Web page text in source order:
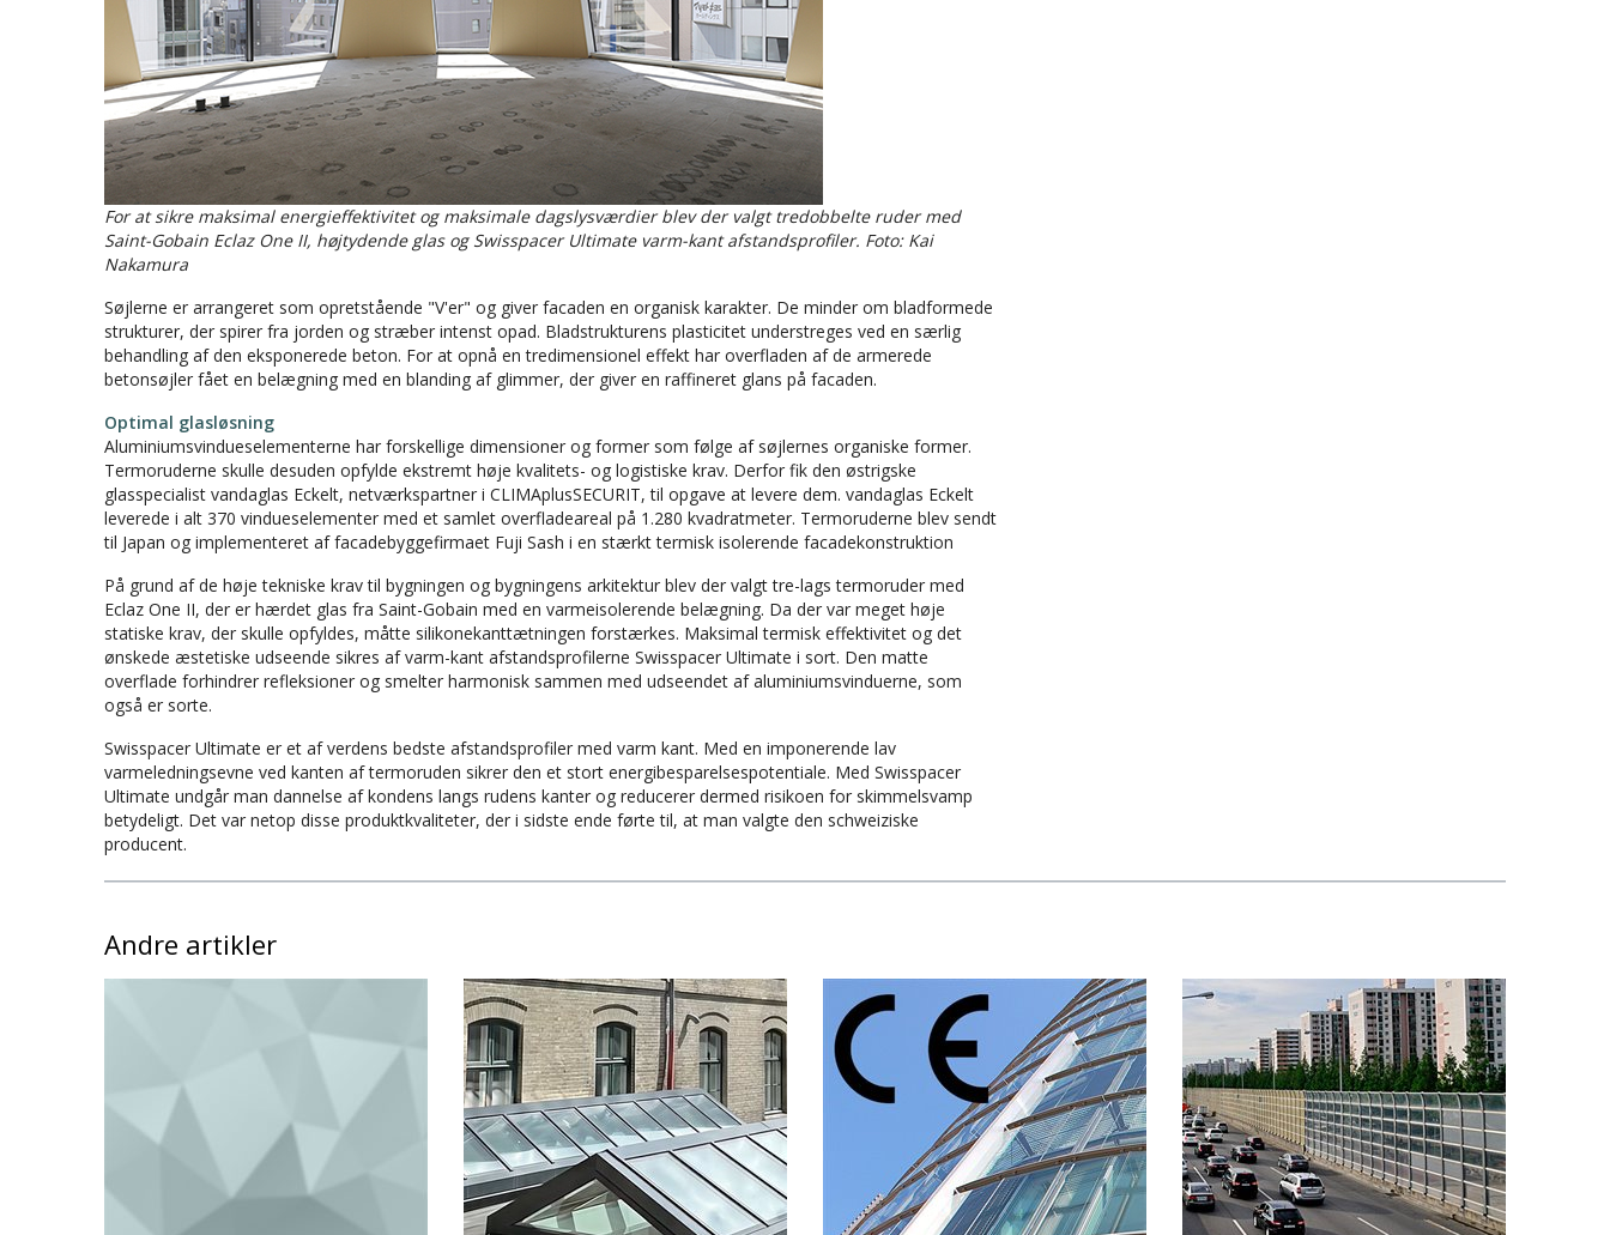
For at sikre maksimal energieffektivitet og maksimale dagslysværdier blev der valgt tredobbelte ruder med
Saint-Gobain Eclaz One II, højtydende glas og Swisspacer Ultimate varm-kant afstandsprofiler. Foto: Kai
Nakamura
Søjlerne er arrangeret som opretstående "V'er" og giver facaden en organisk karakter. De minder om bladformede
strukturer, der spirer fra jorden og stræber intenst opad. Bladstrukturens plasticitet understreges ved en særlig
behandling af den eksponerede beton. For at opnå en tredimensionel effekt har overfladen af de armerede
betonsøjler fået en belægning med en blanding af glimmer, der giver en raffineret glans på facaden.
Optimal glasløsning
Aluminiumsvindueselementerne har forskellige dimensioner og former som følge af søjlernes organiske former.
Termoruderne skulle desuden opfylde ekstremt høje kvalitets- og logistiske krav. Derfor fik den østrigske
glasspecialist vandaglas Eckelt, netværkspartner i CLIMAplusSECURIT, til opgave at levere dem. vandaglas Eckelt
leverede i alt 370 vindueselementer med et samlet overfladeareal på 1.280 kvadratmeter. Termoruderne blev sendt
til Japan og implementeret af facadebyggefirmaet Fuji Sash i en stærkt termisk isolerende facadekonstruktion
På grund af de høje tekniske krav til bygningen og bygningens arkitektur blev der valgt tre-lags termoruder med
Eclaz One II, der er hærdet glas fra Saint-Gobain med en varmeisolerende belægning. Da der var meget høje
statiske krav, der skulle opfyldes, måtte silikonekanttætningen forstærkes. Maksimal termisk effektivitet og det
ønskede æstetiske udseende sikres af varm-kant afstandsprofilerne Swisspacer Ultimate i sort. Den matte
overflade forhindrer refleksioner og smelter harmonisk sammen med udseendet af aluminiumsvinduerne, som
også er sorte.
Swisspacer Ultimate er et af verdens bedste afstandsprofiler med varm kant. Med en imponerende lav
varmeledningsevne ved kanten af termoruden sikrer den et stort energibesparelsespotentiale. Med Swisspacer
Ultimate undgår man dannelse af kondens langs rudens kanter og reducerer dermed risikoen for skimmelsvamp
betydeligt. Det var netop disse produktkvaliteter, der i sidste ende førte til, at man valgte den schweiziske
producent.
Andre artikler